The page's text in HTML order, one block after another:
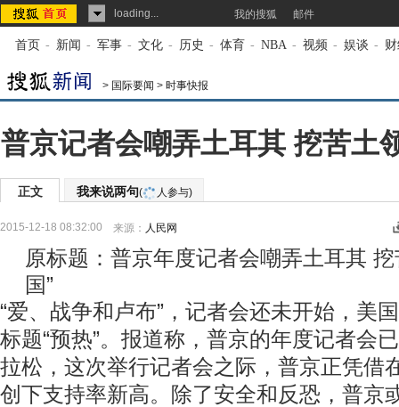
loading... 我的搜狐 邮件
首页 - 新闻 - 军事 - 文化 - 历史 - 体育 - NBA - 视频 - 娱谈 -
> 国际要闻 > 时事快报
普京记者会嘲弄土耳其 挖苦土
正文 我来说两句( 人参与)
2015-12-18 08:32:00 来源： 人民网
原标题：普京年度记者会嘲弄土耳其
国”
“爱、战争和卢布”，记者会还未开始，美
标题“预热”。报道称，普京的年度记者会
拉松，这次举行记者会之际，普京正凭借
创下支持率新高。除了安全和反恐，普京